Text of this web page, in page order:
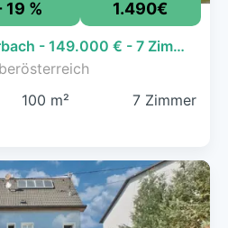
19 % 1.490€
Haus zum Kauf - Peuerbach - 149.000 € - 7 Zimmer, 100 m², 1.128 m² Grundstück
100 m² 7 Zimmer